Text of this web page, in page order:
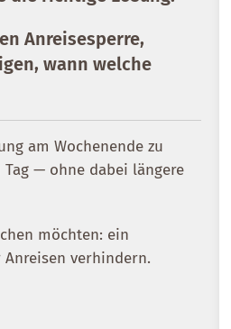
Anreisesperre,
wann welche
am Wochenende zu
— ohne dabei längere
möchten: ein
verhindern.